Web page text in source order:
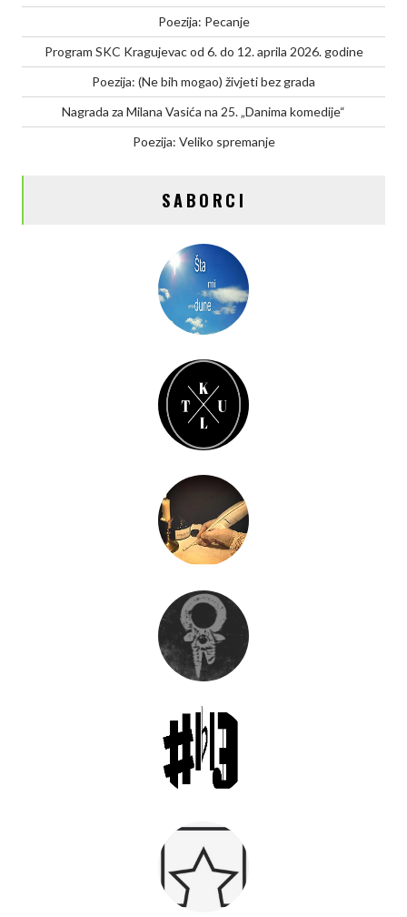
Poezija: Pecanje
Program SKC Kragujevac od 6. do 12. aprila 2026. godine
Poezija: (Ne bih mogao) živjeti bez grada
Nagrada za Milana Vasića na 25. „Danima komedije“
Poezija: Veliko spremanje
SABORCI